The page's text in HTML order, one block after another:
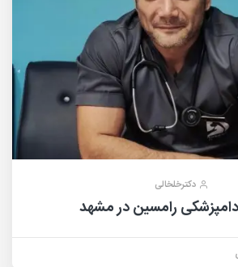
دکترخلخالی
رامسین در مشهد